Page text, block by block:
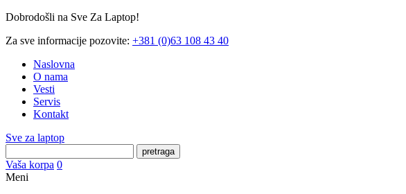
Dobrodošli na Sve Za Laptop!
Za sve informacije pozovite: +381 (0)63 108 43 40
Naslovna
O nama
Vesti
Servis
Kontakt
Sve za laptop
pretraga
Vaša korpa 0
Meni